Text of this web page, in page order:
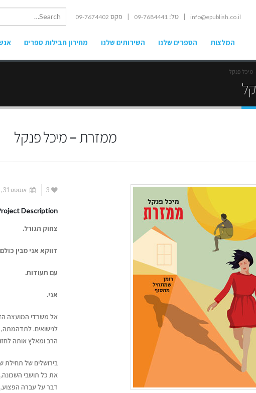
info@epublish.co.il | טל: 09-7684441 | פקס 09-7674402
המלצות הספרים שלנו השירותים שלנו מחירון חבילות ספרים
מיכל פנקל
ממזרת – מיכל פנקל
3 אוגוסט 31, 2020
Description
צחוק הגורל.
דווקא אני מבין
עם תעודות.
אני.
אל משרדי המועצה
לנישואים.
הרב ומאלץ אותה
בירושלים של תחילת
את כל תושבי
דבר על עברה